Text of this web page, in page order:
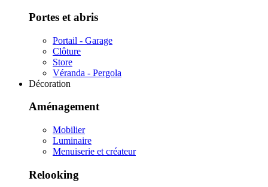
Portes et abris
Portail - Garage
Clôture
Store
Véranda - Pergola
Décoration
Aménagement
Mobilier
Luminaire
Menuiserie et créateur
Relooking